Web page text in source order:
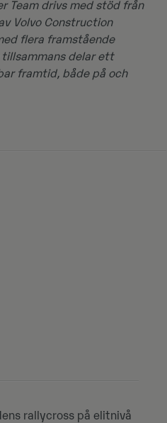
Team drivs med stöd från
Volvo Construction
flera framstående
delar ett
framtid, både på och
rallycross på elitnivå